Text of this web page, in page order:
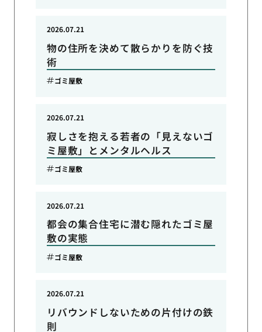
物の住所を決めて散らかりを防ぐ技
術
2026.07.21
ゴミ屋敷
寂しさを抱える若者の「見えないゴ
ミ屋敷」とメンタルヘルス
2026.07.21
ゴミ屋敷
都会の集合住宅に潜む隠れたゴミ屋
敷の実態
2026.07.21
ゴミ屋敷
リバウンドしないための片付けの鉄
則
2026.07.21